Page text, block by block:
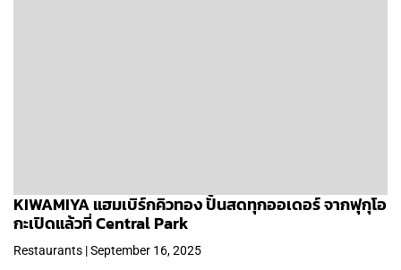
KIWAMIYA แฮมเบิร์กคิวทอง ปั้นสดทุกออเดอร์ จากฟุกุโอ
กะเปิดแล้วที่ Central Park
Restaurants | September 16, 2025